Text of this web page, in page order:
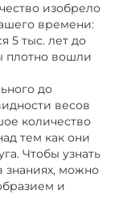
изобрело
времени:
5 тыс. лет до
плотно вошли
до
весов
количество
тем как они
Чтобы узнать
знаниях, можно
и